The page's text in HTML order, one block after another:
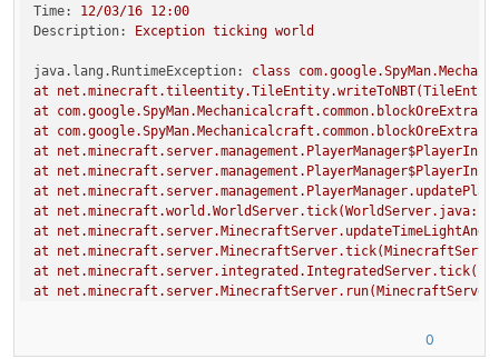
Time: 12/03/16 12:00
Description:
Exception ticking world
java.lang.RuntimeException: class
at
at
at
at
at
at
at
at
at
at
at
0